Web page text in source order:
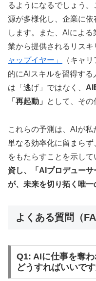
るようになるでしょう
源が多様化し、企業に依
します。また、AIによ
業から提供されるリスキ
ャップイヤー」
（キャ
的にAIスキルを習得す
は「逃げ」ではなく、 AI
「再起動」
として、その
これらの予測は、AIが私
単なる効率化に留まら
をもたらすことを示して
資し、「AIプロデュー
が、未来を切り拓く唯一
よくある質問（
Q1: AIに仕事を奪わ
どうすればいいで